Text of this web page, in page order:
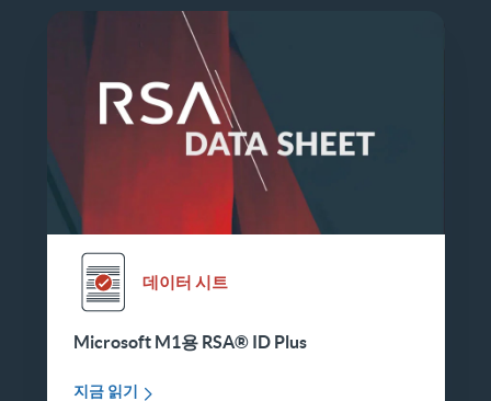
데이터 시트
Microsoft M1용 RSA® ID Plus
지금 읽기